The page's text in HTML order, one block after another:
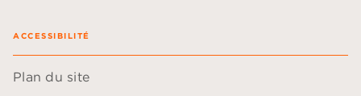
ACCESSIBILITÉ
Plan du site